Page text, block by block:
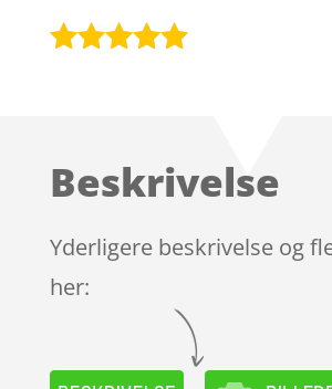
kundebedø
Beskrivelse
Yderligere beskrivelse og
her: